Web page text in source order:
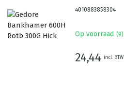
4010883858304
Op voorraad (9)
24,44 incl. BTW